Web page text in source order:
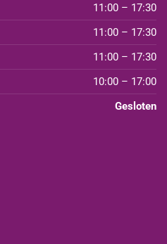
11:00 – 17:30
11:00 – 17:30
11:00 – 17:30
10:00 – 17:00
Gesloten